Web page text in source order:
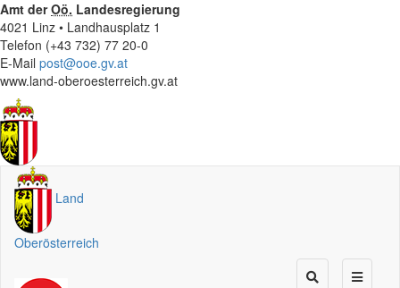
Amt derOö. Landesregierung
4021 Linz • Landhausplatz 1
Telefon (+43 732) 77 20-0
E-Mail post@ooe.gv.at
www.land-oberoesterreich.gv.at
Land
Oberösterreich